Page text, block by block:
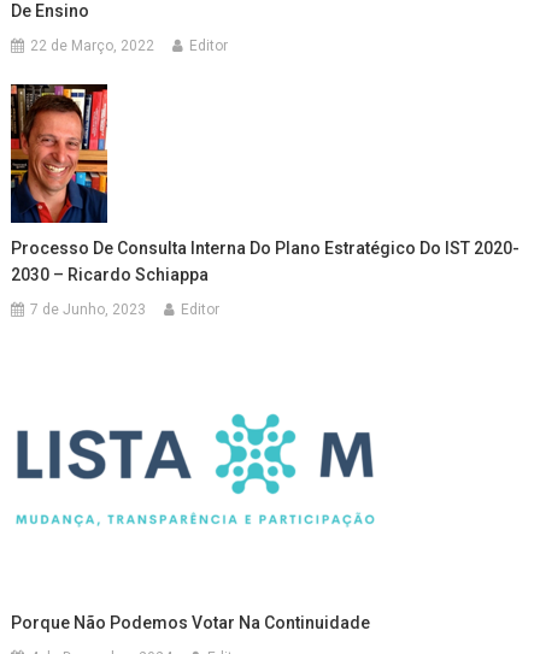
De Ensino
22 de Março, 2022 Editor
Processo De Consulta Interna Do Plano Estratégico Do IST 2020-
2030 – Ricardo Schiappa
7 de Junho, 2023 Editor
Porque Não Podemos Votar Na Continuidade